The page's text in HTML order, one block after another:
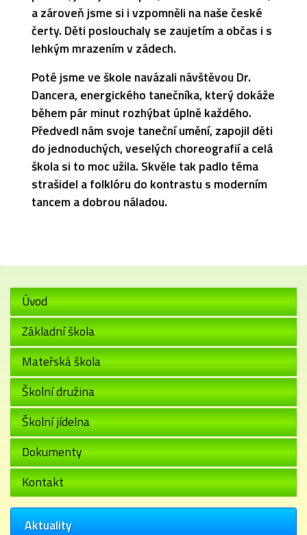
a zároveň jsme si i vzpomněli na naše české
čerty. Děti poslouchaly se zaujetím a občas i s
lehkým mrazením v zádech.
Poté jsme ve škole navázali návštěvou Dr.
Dancera, energického tanečníka, který dokáže
během pár minut rozhýbat úplně každého.
Předvedl nám svoje taneční umění, zapojil děti
do jednoduchých, veselých choreografií a celá
škola si to moc užila. Skvěle tak padlo téma
strašidel a folklóru do kontrastu s moderním
tancem a dobrou náladou.
Úvod
Základní škola
Mateřská škola
Školní družina
Školní jídelna
Dokumenty
Kontakt
Aktuality